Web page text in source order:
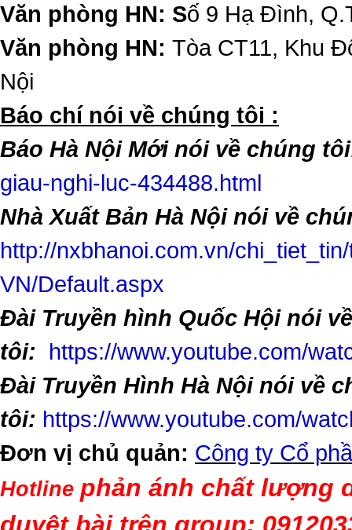
Văn phòng HN: Số 9 Hạ Đình,
Văn phòng HN: Tòa CT11, Khu
Nội
​Báo chí nói về chúng tôi :
Báo Hà Nội Mới nói về chúng
giau-nghi-luc-434488.html
Nhà Xuất Bản Hà Nội nói về
http://nxbhanoi.com.vn/
VN/Default.aspx
Đài Truyền hình Quốc Hội nói
tôi:
https://www.youtube.com/
Đài Truyền Hình Hà Nội nói về
tôi: https://www.youtube.com/
Đơn vị chủ quản: Công ty Cổ
Hotline phản ánh chất lượng
duyệt bài trên group: